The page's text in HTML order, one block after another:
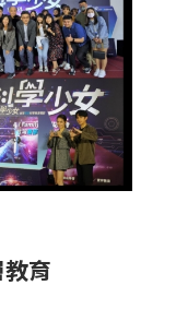
育